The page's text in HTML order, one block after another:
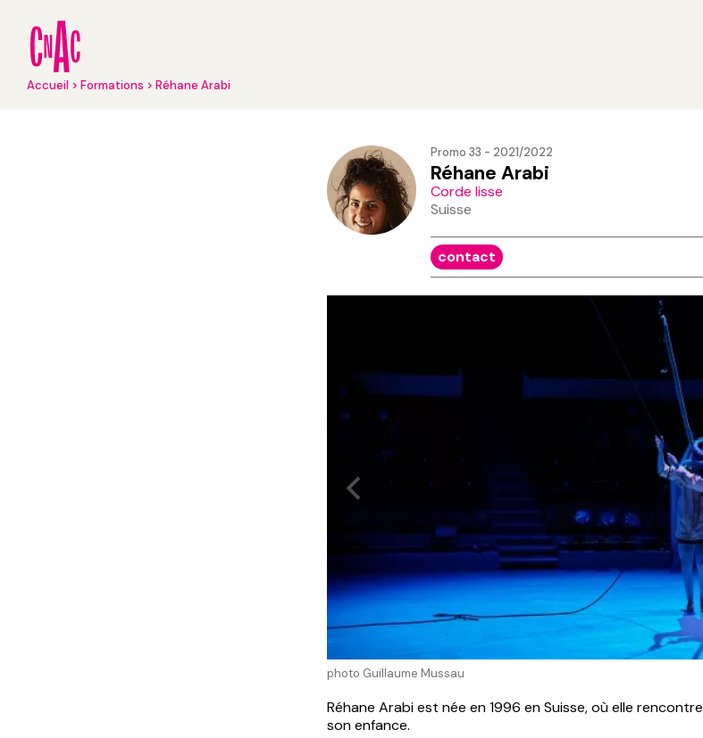
contenu
principal
Fil
Accueil Formations Réhane Arabi
Promo 33 - 2021/2022
Réhane Arabi
Corde lisse
Suisse
contact
photo Guillaume Mussau
Réhane Arabi est née en 1996 en Suisse, où elle
son enfance.